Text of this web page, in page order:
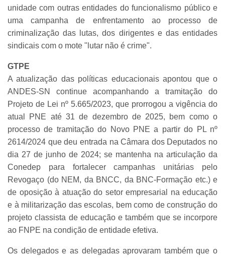
unidade com outras entidades do funcionalismo público e
uma campanha de enfrentamento ao processo de
criminalização das lutas, dos dirigentes e das entidades
sindicais com o mote "lutar não é crime".
GTPE
A atualização das políticas educacionais apontou que o
ANDES-SN continue acompanhando a tramitação do
Projeto de Lei nº 5.665/2023, que prorrogou a vigência do
atual PNE até 31 de dezembro de 2025, bem como o
processo de tramitação do Novo PNE a partir do PL nº
2614/2024 que deu entrada na Câmara dos Deputados no
dia 27 de junho de 2024; se mantenha na articulação da
Conedep para fortalecer campanhas unitárias pelo
Revogaço (do NEM, da BNCC, da BNC-Formação etc.) e
de oposição à atuação do setor empresarial na educação
e à militarização das escolas, bem como de construção do
projeto classista de educação e também que se incorpore
ao FNPE na condição de entidade efetiva.
Os delegados e as delegadas aprovaram também que o